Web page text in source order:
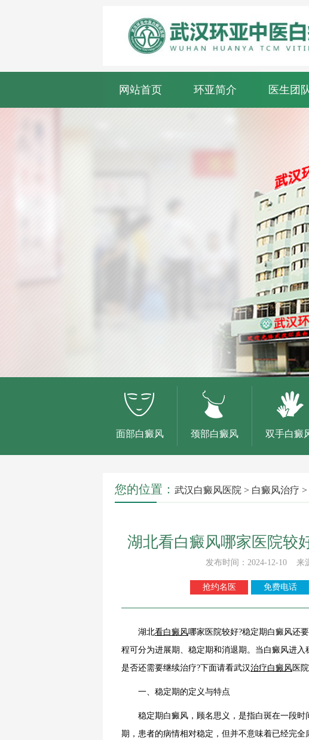
网站首页 环亚简介 医生团
面部白癜风 颈部白癜风 双手白癜
您的位置： 武汉白癜风医院 > 白癜风治疗 >
湖北看白癜风哪家医院较
发布时间：2024-12-10 来
抢约名医 免费电话
湖北看白癜风哪家医院较好?稳定期白癜风还
程可分为进展期、稳定期和消退期。当白癜风进
是否还需要继续治疗?下面请看武汉治疗白癜风 医
一、稳定期的定义与特点
稳定期白癜风，顾名思义，是指白斑在一段时
期，患者的病情相对稳定，但并不意味着已经完全